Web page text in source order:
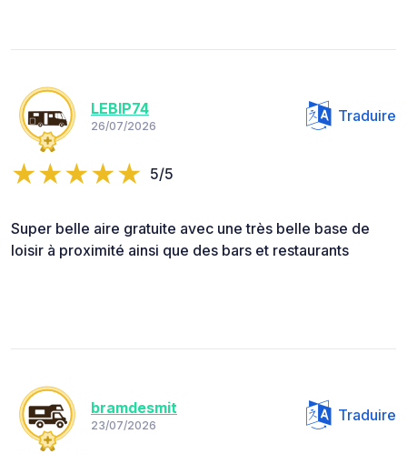
LEBIP74
26/07/2026
Traduire
5/5
Super belle aire gratuite avec une très belle base de
loisir à proximité ainsi que des bars et restaurants
bramdesmit
23/07/2026
Traduire